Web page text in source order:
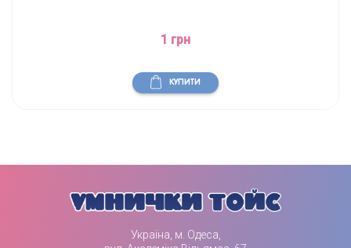
1 грн
КУПИТИ
Україна, м. Одеса,